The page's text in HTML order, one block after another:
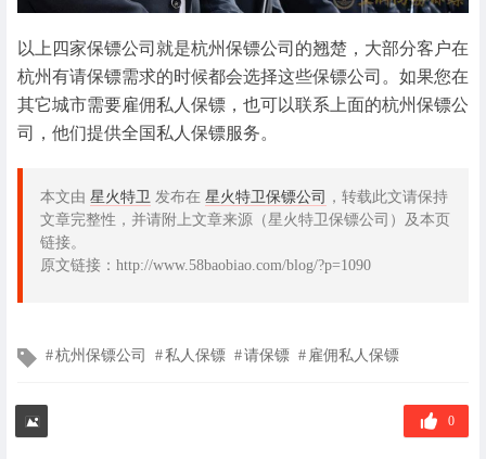
以上四家保镖公司就是杭州保镖公司的翘楚，大部分客户在
杭州有请保镖需求的时候都会选择这些保镖公司。如果您在
其它城市需要雇佣私人保镖，也可以联系上面的杭州保镖公
司，他们提供全国私人保镖服务。
本文由 星火特卫 发布在 星火特卫保镖公司
，转载此文请保持
文章完整性，并请附上文章来源（星火特卫保镖公司）及本页
链接。
原文链接：http://www.58baobiao.com/blog/?p=1090
文
签
杭州保镖公司 私人保镖 请保镖 雇佣私人保镖
0